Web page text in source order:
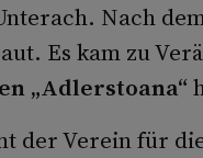
Nach
Es kam zu
„Adlerstoana“
der Verein für